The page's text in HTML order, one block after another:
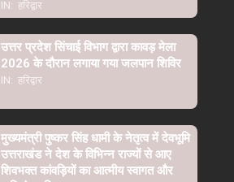
IN: हरिद्वार
उत्तर प्रदेश सिंचाई विभाग द्वारा कावड़ मेला
2026 के दौरान लगाया गया जलपान शिविर
IN: हरिद्वार
मुख्यमंत्री पुष्कर सिंह धामी के नेतृत्व में देवभूमि
उत्तराखंड ने देश के विभिन्न राज्यों से आए
शिवभक्त कांवड़ियों का आत्मीय स्वागत और